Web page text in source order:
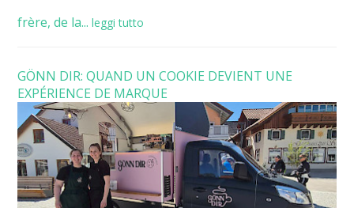
frère, de la... leggi tutto
GÖNN DIR: QUAND UN COOKIE DEVIENT UNE
EXPÉRIENCE DE MARQUE